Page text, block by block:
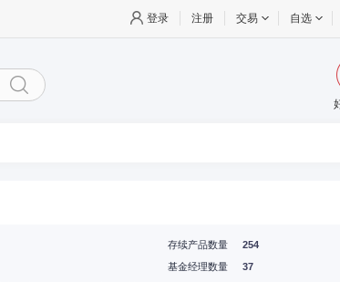
登录 注册 交易 自选
存续产品数量
254
基金经理数量
37